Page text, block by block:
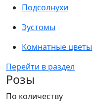
Подсолнухи
Эустомы
Комнатные цветы
Перейти в раздел
Розы
По количеству